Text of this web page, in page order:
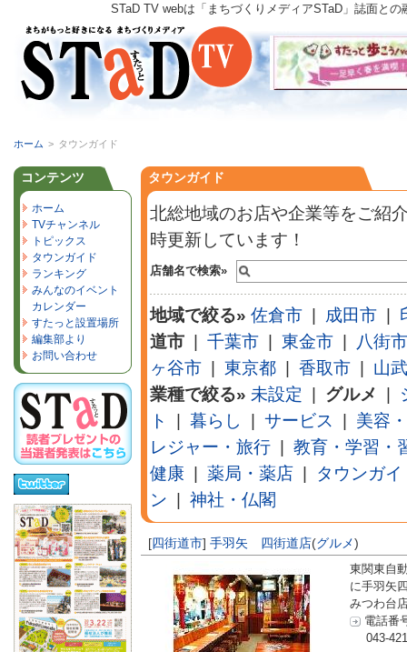
STaD TV webは「まちづくりメディアSTaD」誌面と
ホーム > タウンガイド
タウンガイド
北総地域のお店や企業等をご紹
時更新しています！
店舗名で検索»
地域で絞る» 佐倉市 | 成田市 |
道市 | 千葉市 | 東金市 |
八街市
ヶ谷市 | 東京都 | 香取市 | 山
業種で絞る» 未設定 | グルメ |
ト
| 暮らし | サービス | 美容
レジャー・旅行 | 教育・学習・
健康 | 薬局・薬店 | タウンガイ
ン | 神社・仏閣
[四街道市] 手羽矢 四街道店(グルメ)
東関東自
に手羽矢
みつわ台
電話番
043-
コンテンツ
ホーム
TVチャンネル
トピックス
タウンガイド
ランキング
みんなのイベント
カレンダー
すたっと設置場所
編集部より
お問い合わせ